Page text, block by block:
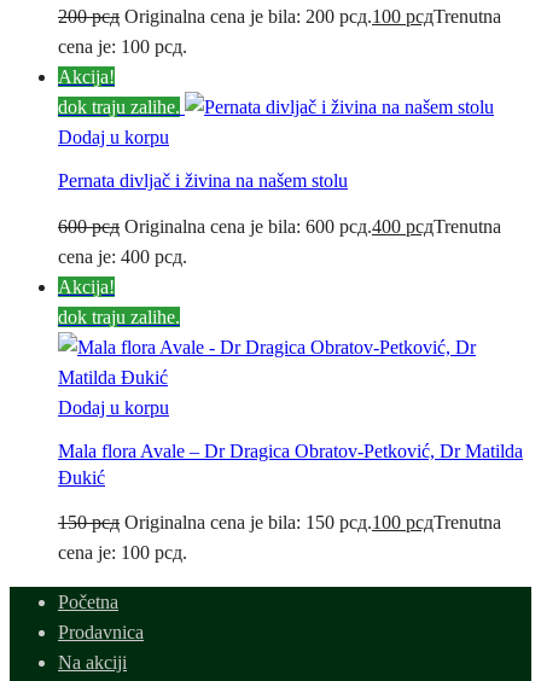
200рсд Originalna cena je bila: 200 рсд.100 рсдTrenutna
cena je: 100 рсд.
Akcija!
dok traju zalihe.
Dodaj u korpu
Pernata divljač i živina na našem stolu
600рсд Originalna cena je bila: 600 рсд.400 рсдTrenutna
cena je: 400 рсд.
Akcija!
dok traju zalihe.
Dodaj u korpu
Mala flora Avale – Dr Dragica Obratov-Petković, Dr Matilda
Đukić
150рсд Originalna cena je bila: 150 рсд.100 рсдTrenutna
cena je: 100 рсд.
Početna
Prodavnica
Na akciji